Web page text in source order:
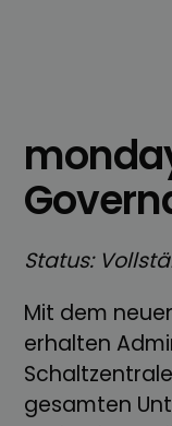
Status:
Mit dem
erhalten
gesamten